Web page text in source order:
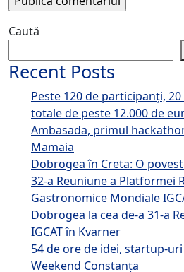
Caută
Recent Posts
Peste 120 de participanți,
totale de peste 12.000 de
Ambasada, primul
Mamaia
Dobrogea în Creta: O
32-a Reuniune a Platformei
Gastronomice Mondiale
Dobrogea la cea de-a 31-a
IGCAT în Kvarner
54 de ore de idei, startup-
Weekend Constanța